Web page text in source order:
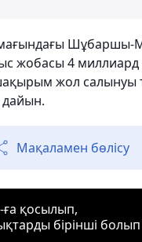
Шұбаршы-
жобасы 4 миллиард
жол салынуы
Мақаламен бөлісу
ға қосылып,
бірінші